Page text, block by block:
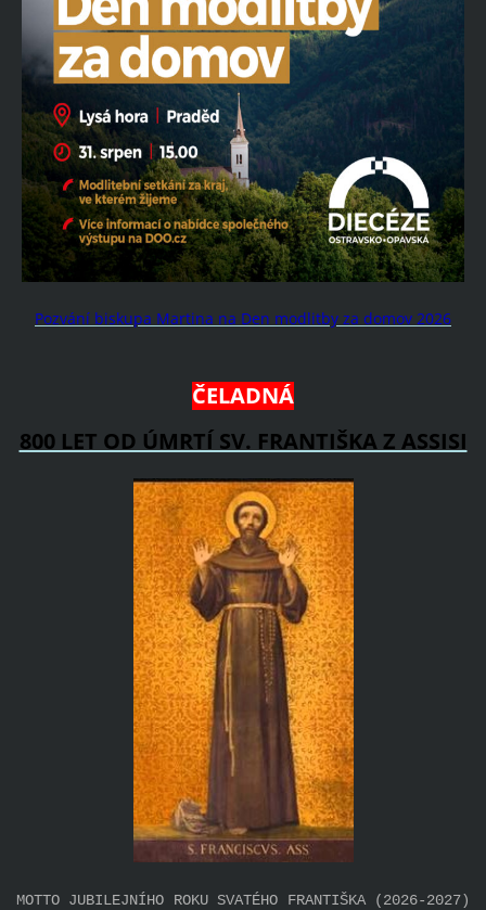
Pozvání biskupa Martina na Den modlitby za domov 2026
ČELADNÁ
800 LET OD ÚMRTÍ SV. FRANTIŠKA Z ASSISI
MOTTO JUBILEJNÍHO ROKU SVATÉHO FRANTIŠKA (2026-2027)